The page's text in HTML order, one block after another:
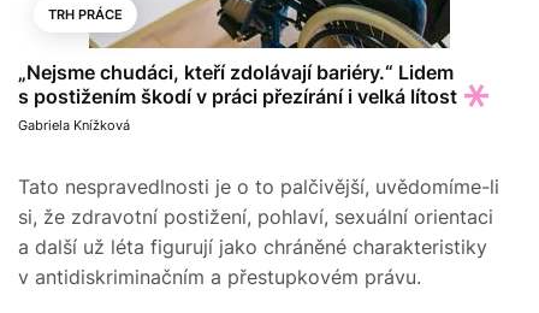
TRH PRÁCE
„Nejsme chudáci, kteří zdolávají bariéry.“ Lidem
s postižením škodí v práci přezírání i velká lítost
Gabriela Knížková
Tato nespravedlnosti je o to palčivější, uvědomíme-li
si, že zdravotní postižení, pohlaví, sexuální orientaci
a další už léta figurují jako chráněné charakteristiky
v antidiskriminačním a přestupkovém právu.